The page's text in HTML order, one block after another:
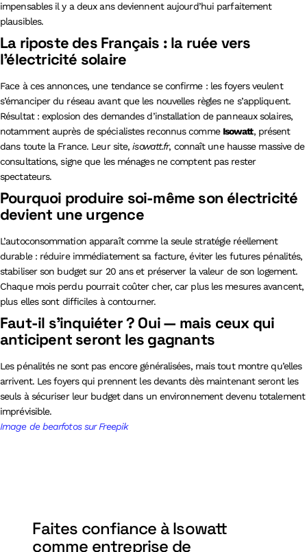
impensables il y a deux ans deviennent aujourd’hui parfaitement
plausibles.
La riposte des Français : la ruée vers
l’électricité solaire
Face à ces annonces, une tendance se confirme : les foyers veulent
s’émanciper du réseau avant que les nouvelles règles ne s’appliquent.
Résultat : explosion des demandes d’installation de panneaux solaires,
notamment auprès de spécialistes reconnus comme Isowatt, présent
dans toute la France. Leur site,isowatt.fr, connaît une hausse massive de
consultations, signe que les ménages ne comptent pas rester
spectateurs.
Pourquoi produire soi-même son électricité
devient une urgence
L’autoconsommation apparaît comme la seule stratégie réellement
durable : réduire immédiatement sa facture, éviter les futures pénalités,
stabiliser son budget sur 20 ans et préserver la valeur de son logement.
Chaque mois perdu pourrait coûter cher, car plus les mesures avancent,
plus elles sont difficiles à contourner.
Faut-il s’inquiéter ? Oui — mais ceux qui
anticipent seront les gagnants
Les pénalités ne sont pas encore généralisées, mais tout montre qu’elles
arrivent. Les foyers qui prennent les devants dès maintenant seront les
seuls à sécuriser leur budget dans un environnement devenu totalement
imprévisible.
Image de bearfotos sur Freepik
Faites confiance à Isowatt
comme entreprise de